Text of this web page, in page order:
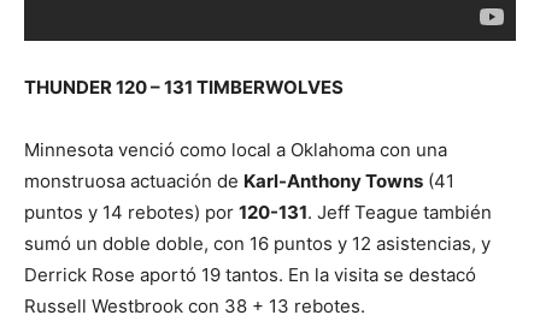
THUNDER 120 – 131 TIMBERWOLVES
Minnesota venció como local a Oklahoma con una
monstruosa actuación de Karl-Anthony Towns (41
puntos y 14 rebotes) por 120-131. Jeff Teague también
sumó un doble doble, con 16 puntos y 12 asistencias, y
Derrick Rose aportó 19 tantos. En la visita se destacó
Russell Westbrook con 38 + 13 rebotes.